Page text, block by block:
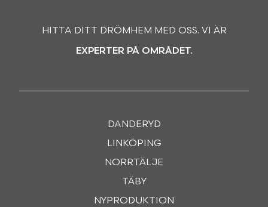
HITTA DITT DRÖMHEM MED OSS. VI ÄR
EXPERTER PÅ OMRÅDET.
DANDERYD
LINKÖPING
NORRTÄLJE
TÄBY
NYPRODUKTION